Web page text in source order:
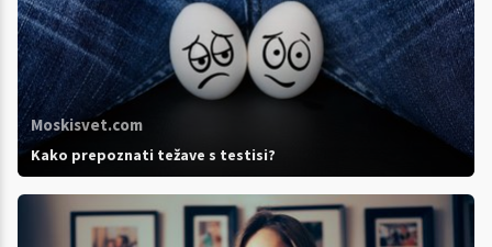
Moskisvet.com
Kako prepoznati težave s testisi?